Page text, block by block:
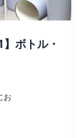
ボトル・
お